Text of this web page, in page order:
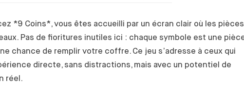
*9 Coins*, vous êtes accueilli par un écran clair où les pièces
Pas de fioritures inutiles ici : chaque symbole est une
chance de remplir votre coffre. Ce jeu s’adresse à ceux qui
directe, sans distractions, mais avec un potentiel de
réel.